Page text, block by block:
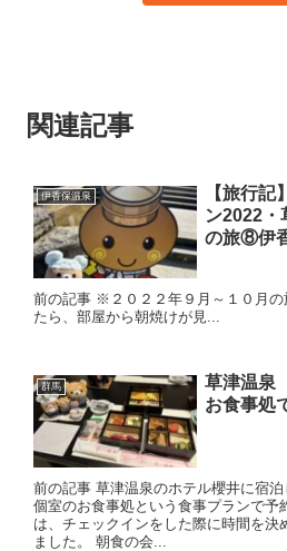
関連記事
伊香保温泉
【旅行記
ン2022・
の旅⑧伊
前の記事 ※２０２２年９月～１０月の
たら、部屋から朝焼けが見...
群馬
草津温
お食事処
前の記事 草津温泉のホテル櫻井に宿
個室のお食事処という食事プランで予
は、チェックインをした際に時間を決
ました。 朝食の会...